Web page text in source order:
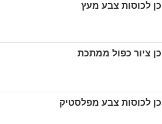
כן לכוסות צבע מעץ
כן ציור כפול ממתכת
כן לכוסות צבע מפלסטיק